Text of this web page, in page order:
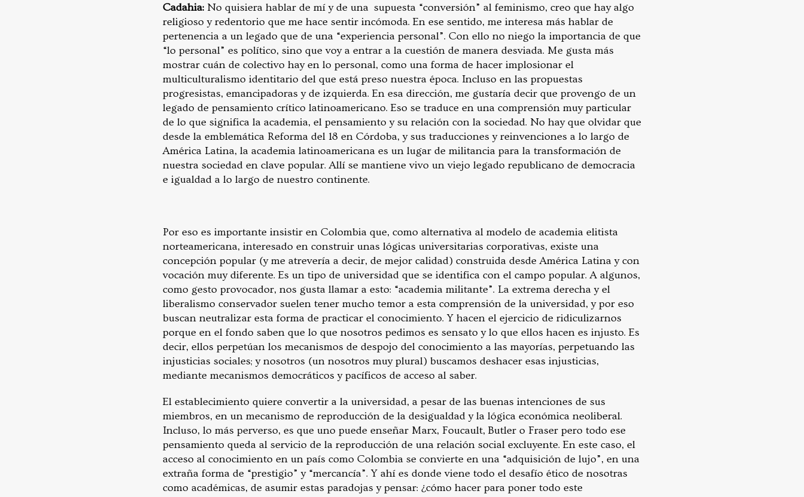
Cadahia: No quisiera hablar de mí y de una supuesta “conversión” al feminismo, creo que hay algo
religioso y redentorio que me hace sentir incómoda. En ese sentido, me interesa más hablar de
pertenencia a un legado que de una “experiencia personal”. Con ello no niego la importancia de que
“lo personal” es político, sino que voy a entrar a la cuestión de manera desviada. Me gusta más
mostrar cuán de colectivo hay en lo personal, como una forma de hacer implosionar el
multiculturalismo identitario del que está preso nuestra época. Incluso en las propuestas
progresistas, emancipadoras y de izquierda. En esa dirección, me gustaría decir que provengo de un
legado de pensamiento crítico latinoamericano. Eso se traduce en una comprensión muy particular
de lo que significa la academia, el pensamiento y su relación con la sociedad. No hay que olvidar que
desde la emblemática Reforma del 18 en Córdoba, y sus traducciones y reinvenciones a lo largo de
América Latina, la academia latinoamericana es un lugar de militancia para la transformación de
nuestra sociedad en clave popular. Allí se mantiene vivo un viejo legado republicano de democracia
e igualdad a lo largo de nuestro continente.
Por eso es importante insistir en Colombia que, como alternativa al modelo de academia elitista
norteamericana, interesado en construir unas lógicas universitarias corporativas, existe una
concepción popular (y me atrevería a decir, de mejor calidad) construida desde América Latina y con
vocación muy diferente. Es un tipo de universidad que se identifica con el campo popular. A algunos,
como gesto provocador, nos gusta llamar a esto: “academia militante”. La extrema derecha y el
liberalismo conservador suelen tener mucho temor a esta comprensión de la universidad, y por eso
buscan neutralizar esta forma de practicar el conocimiento. Y hacen el ejercicio de ridiculizarnos
porque en el fondo saben que lo que nosotros pedimos es sensato y lo que ellos hacen es injusto. Es
decir, ellos perpetúan los mecanismos de despojo del conocimiento a las mayorías, perpetuando las
injusticias sociales; y nosotros (un nosotros muy plural) buscamos deshacer esas injusticias,
mediante mecanismos democráticos y pacíficos de acceso al saber.
El establecimiento quiere convertir a la universidad, a pesar de las buenas intenciones de sus
miembros, en un mecanismo de reproducción de la desigualdad y la lógica económica neoliberal.
Incluso, lo más perverso, es que uno puede enseñar Marx, Foucault, Butler o Fraser pero todo ese
pensamiento queda al servicio de la reproducción de una relación social excluyente. En este caso, el
acceso al conocimiento en un país como Colombia se convierte en una “adquisición de lujo”, en una
extraña forma de “prestigio” y “mercancía”. Y ahí es donde viene todo el desafío ético de nosotras
como académicas, de asumir estas paradojas y pensar: ¿cómo hacer para poner todo este